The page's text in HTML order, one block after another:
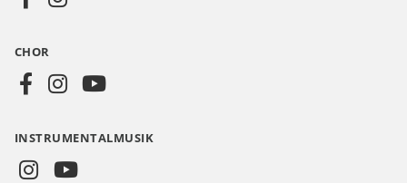
CH
CHOR
INSTRUMENTALMUSIK